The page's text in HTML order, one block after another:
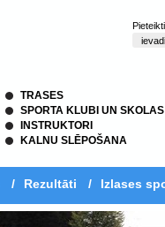
TRASES
SPORTA KLUBI UN SKOLAS
INSTRUKTORI
KALNU SLĒPOŠANA
/ Rezultāti / Izlases